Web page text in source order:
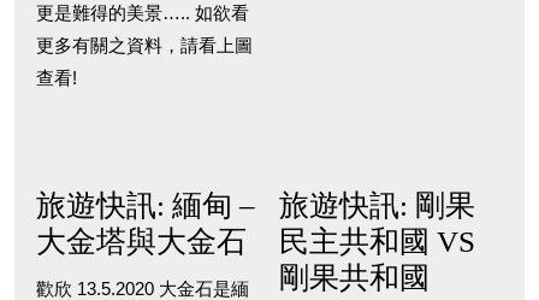
更是難得的美景….. 如欲看
更多有關之資料，請看上圖
查看!
旅遊快訊: 緬甸 –
大金塔與大金石
歡欣 13.5.2020 大金石是緬
旅遊快訊: 剛果
民主共和國 VS
剛果共和國